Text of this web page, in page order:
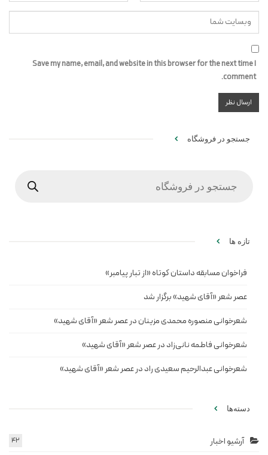
Save my name, email, and website in this browser for the next time I
comment.
جستجو در فروشگاه
تازه ها
فراخوان مسابقه داستان کوتاه «از تبار پیامبر»
عصر شعر «آقای شهید» برگزار شد
شعرخوانی منصوره محمدی مزینان در عصر شعر «آقای شهید»
شعرخوانی فاطمه نانی‌زاد در عصر شعر «آقای شهید»
شعرخوانی عبدالرحیم سعیدی راد در عصر شعر «آقای شهید»
دسته‌ها
آرشیو اخبار 42